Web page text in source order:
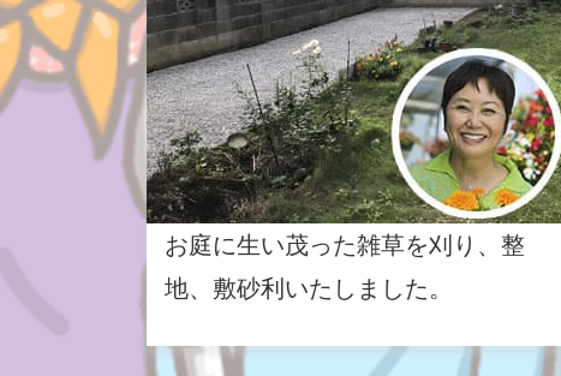
お庭に生い茂った雑草を刈り、整
地、敷砂利いたしました。